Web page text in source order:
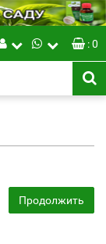
: 0
Продолжить